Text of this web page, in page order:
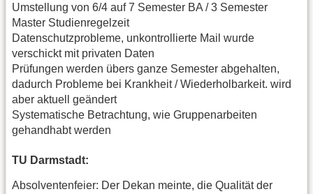
Umstellung von 6/4 auf 7 Semester BA / 3 Semester
Master Studienregelzeit
Datenschutzprobleme, unkontrollierte Mail wurde
verschickt mit privaten Daten
Prüfungen werden übers ganze Semester abgehalten,
dadurch Probleme bei Krankheit / Wiederholbarkeit. wird
aber aktuell geändert
Systematische Betrachtung, wie Gruppenarbeiten
gehandhabt werden
TU Darmstadt:
Absolventenfeier: Der Dekan meinte, die Qualität der